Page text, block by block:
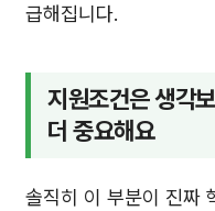
급해집니다.
지원조건은 생각
더 중요해요
솔직히 이 부분이 진짜